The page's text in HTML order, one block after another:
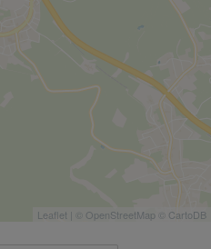
Leaflet | © OpenStreetMap © CartoDB